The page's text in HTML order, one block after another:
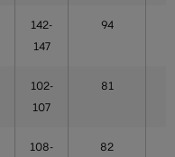
142-
147
94
102-
107
81
108-
82